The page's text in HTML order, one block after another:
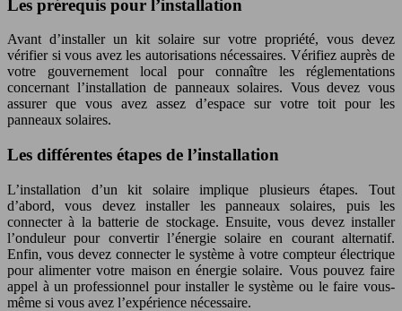
Les prérequis pour l’installation
Avant d’installer un kit solaire sur votre propriété, vous devez
vérifier si vous avez les autorisations nécessaires. Vérifiez auprès de
votre gouvernement local pour connaître les réglementations
concernant l’installation de panneaux solaires. Vous devez vous
assurer que vous avez assez d’espace sur votre toit pour les
panneaux solaires.
Les différentes étapes de l’installation
L’installation d’un kit solaire implique plusieurs étapes. Tout
d’abord, vous devez installer les panneaux solaires, puis les
connecter à la batterie de stockage. Ensuite, vous devez installer
l’onduleur pour convertir l’énergie solaire en courant alternatif.
Enfin, vous devez connecter le système à votre compteur électrique
pour alimenter votre maison en énergie solaire. Vous pouvez faire
appel à un professionnel pour installer le système ou le faire vous-
même si vous avez l’expérience nécessaire.